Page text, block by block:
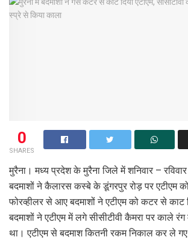
0
SHARES
मुरैना। मध्य प्रदेश के मुरैना जिले में शनिवार – रविवार
बदमाशों ने कैलारस कस्बे के डूंगरपुर रोड़ पर एटीएम को
फोरव्हीलर से आए बदमाशों ने एटीएम को कटर से
बदमाशों ने एटीएम में लगे सीसीटीवी कैमरा पर काले रंग
था। एटीएम से बदमाश कितनी रकम निकाल कर ले